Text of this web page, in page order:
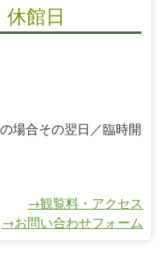
館日
場合その翌日／臨時開
→観覧料・アクセス
→お問い合わせフォーム